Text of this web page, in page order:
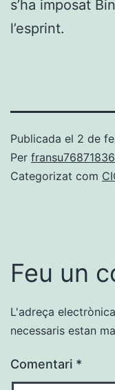
s’ha imposat
l’esprint.
Publicada el 2 de
Per
Categorizat com
Feu un
L'adreça
necessaris estan
Comentari *